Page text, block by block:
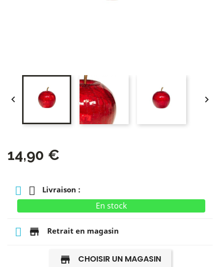
 
14,90 €
Livraison :
En stock
store Retrait en magasin
store CHOISIR UN MAGASIN